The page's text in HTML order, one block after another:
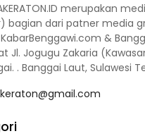
merupakan
bagian dari patner media
&
Jl. Jogugu Zakaria
. Banggai Laut, Sulawesi